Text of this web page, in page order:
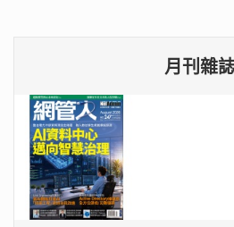
月刊雜